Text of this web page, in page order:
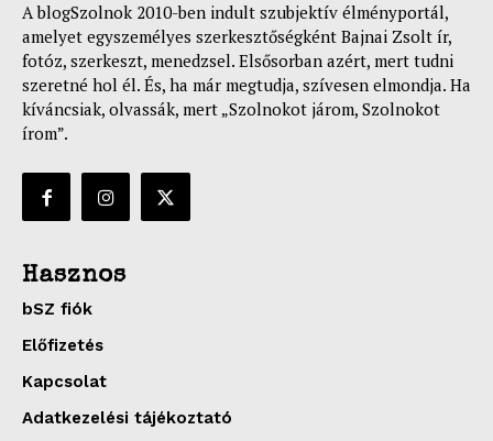
A blogSzolnok 2010-ben indult szubjektív élményportál,
amelyet egyszemélyes szerkesztőségként Bajnai Zsolt ír,
fotóz, szerkeszt, menedzsel. Elsősorban azért, mert tudni
szeretné hol él. És, ha már megtudja, szívesen elmondja. Ha
kíváncsiak, olvassák, mert „Szolnokot járom, Szolnokot
írom”.
Hasznos
bSZ fiók
Előfizetés
Kapcsolat
Adatkezelési tájékoztató